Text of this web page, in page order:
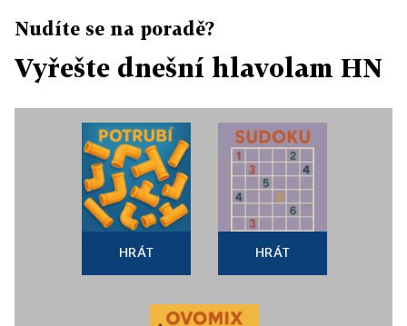
Nudíte se na poradě?
Vyřešte dnešní hlavolam HN
HRÁT HRÁT